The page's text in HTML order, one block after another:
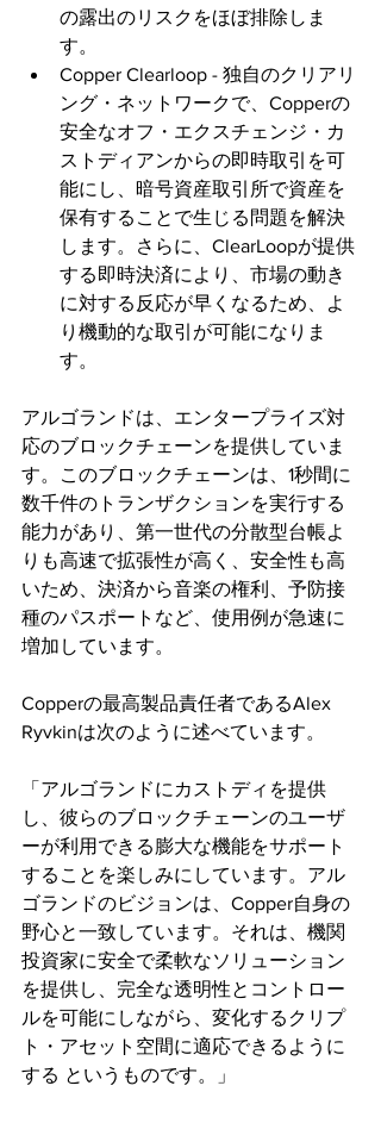
の露出のリスクをほぼ排除しま
す。
Copper Clearloop - 独自のクリアリ
ング・ネットワークで、Copperの
安全なオフ・エクスチェンジ・カ
ストディアンからの即時取引を可
能にし、暗号資産取引所で資産を
保有することで生じる問題を解決
します。さらに、ClearLoopが提供
する即時決済により、市場の動き
に対する反応が早くなるため、よ
り機動的な取引が可能になりま
す。
アルゴランドは、エンタープライズ対
応のブロックチェーンを提供していま
す。このブロックチェーンは、1秒間に
数千件のトランザクションを実行する
能力があり、第一世代の分散型台帳よ
りも高速で拡張性が高く、安全性も高
いため、決済から音楽の権利、予防接
種のパスポートなど、使用例が急速に
増加しています。
Copperの最高製品責任者であるAlex
Ryvkinは次のように述べています。
「アルゴランドにカストディを提供
し、彼らのブロックチェーンのユーザ
ーが利用できる膨大な機能をサポート
することを楽しみにしています。アル
ゴランドのビジョンは、Copper自身の
野心と一致しています。それは、機関
投資家に安全で柔軟なソリューション
を提供し、完全な透明性とコントロー
ルを可能にしながら、変化するクリプ
ト・アセット空間に適応できるように
する というものです。」